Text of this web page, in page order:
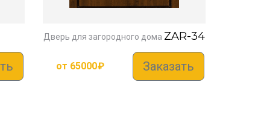
Дверь для загородного дома ZAR-34
от 65000₽ Заказать